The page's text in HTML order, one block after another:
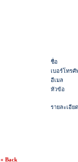
ชื่อ
เบอร์โทรศั
อีเมล
หัวข้อ
รายละเอียด
« Back